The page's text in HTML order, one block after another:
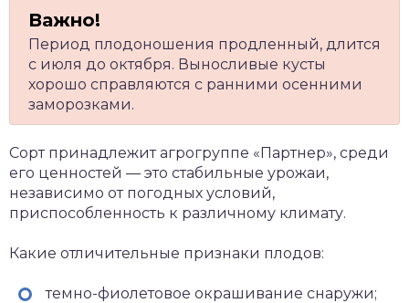
Период плодоношения продленный, длится
с июля до октября. Выносливые кусты
хорошо справляются с ранними осенними
заморозками.
Сорт принадлежит агрогруппе «Партнер», среди
его ценностей — это стабильные урожаи,
независимо от погодных условий,
приспособленность к различному климату.
Какие отличительные признаки плодов:
темно-фиолетовое окрашивание снаружи;